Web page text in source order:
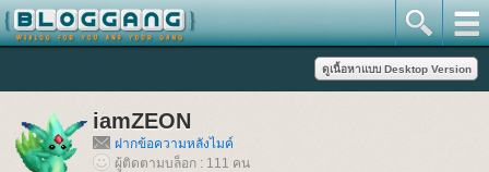
iamZEON
ฝากข้อความหลังไมค์
ผู้ติดตามบล็อก : 111 คน